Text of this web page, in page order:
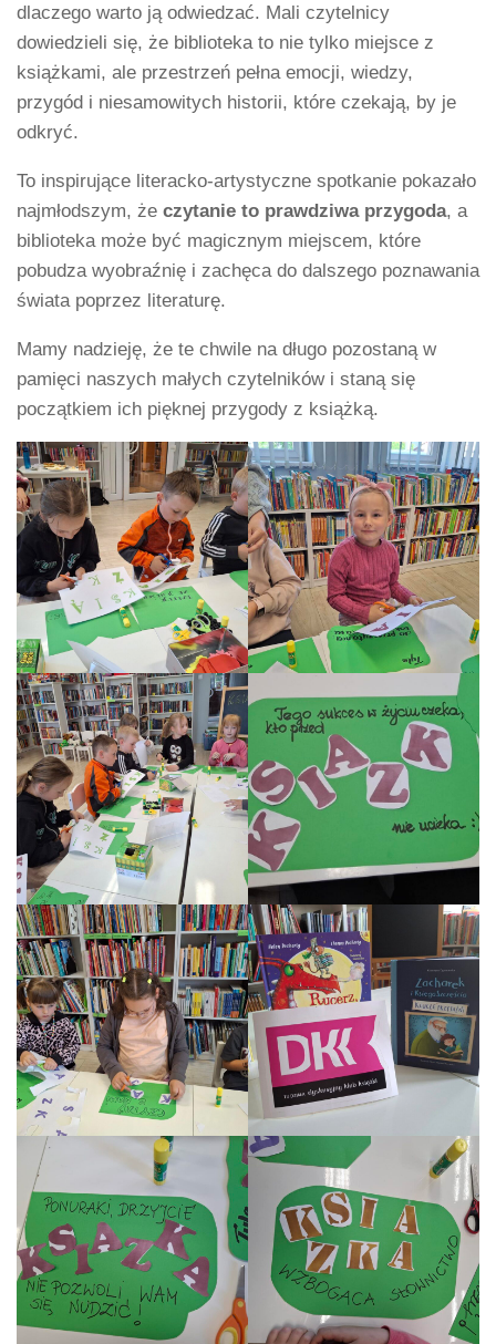
dlaczego warto ją odwiedzać. Mali czytelnicy
dowiedzieli się, że biblioteka to nie tylko miejsce z
książkami, ale przestrzeń pełna emocji, wiedzy,
przygód i niesamowitych historii, które czekają, by je
odkryć.
To inspirujące literacko-artystyczne spotkanie pokazało
najmłodszym, że czytanie to prawdziwa przygoda, a
biblioteka może być magicznym miejscem, które
pobudza wyobraźnię i zachęca do dalszego poznawania
świata poprzez literaturę.
Mamy nadzieję, że te chwile na długo pozostaną w
pamięci naszych małych czytelników i staną się
początkiem ich pięknej przygody z książką.